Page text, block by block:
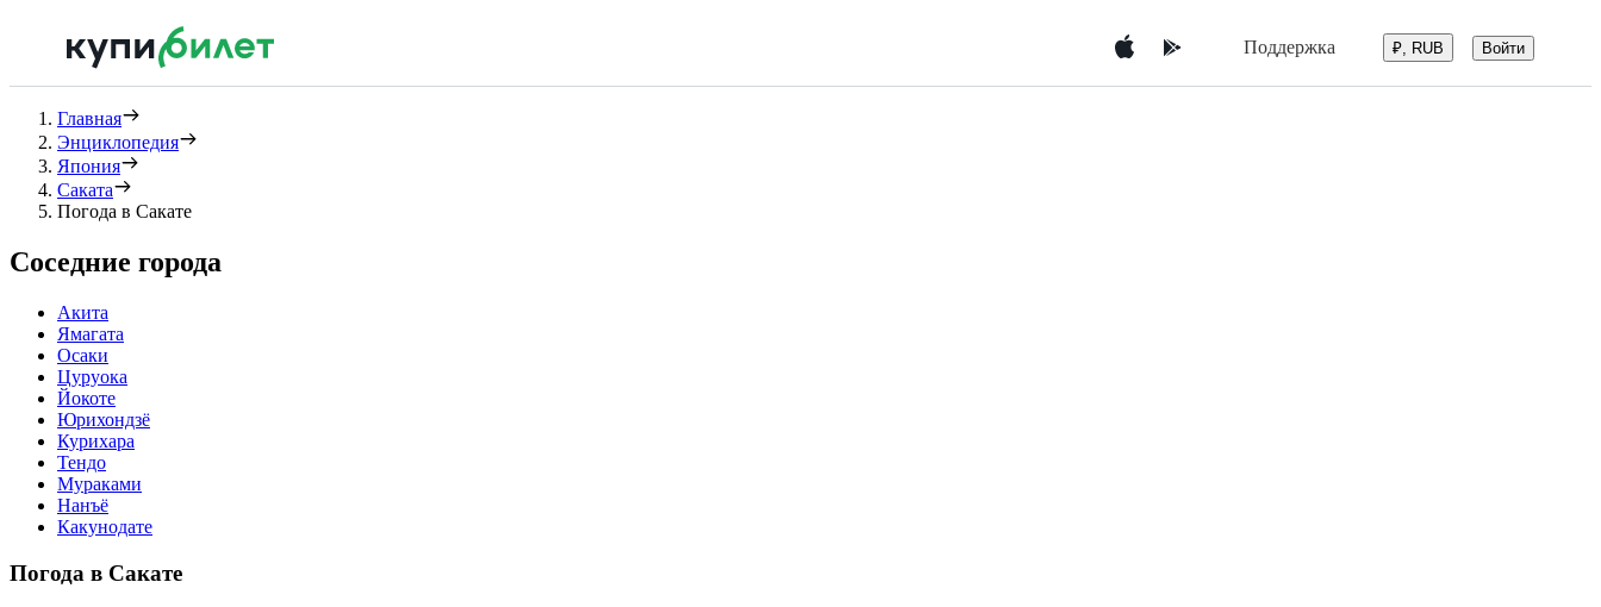
Поддержка ₽, RUB Войти
Главная
Энциклопедия
Япония
Саката
Погода в Сакате
Соседние города
Акита
Ямагата
Осаки
Цуруока
Йокоте
Юрихондзё
Курихара
Тендо
Мураками
Нанъё
Какунодате
Погода в Сакате